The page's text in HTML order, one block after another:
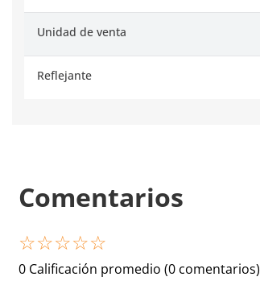
Unidad de venta
Reflejante
Comentarios
☆☆☆☆☆
0 Calificación promedio (0 comentarios)